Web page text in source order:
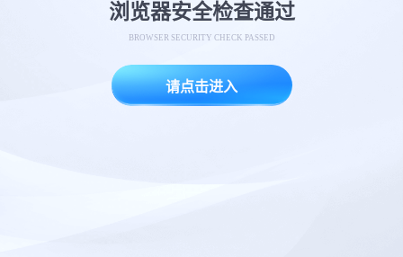
浏览器安全检查通过
BROWSER SECURITY CHECK PASSED
请点击进入